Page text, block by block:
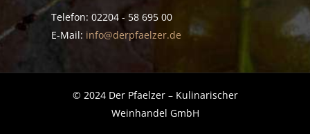
Telefon: 02204 - 58 695 00
E-Mail: info@derpfaelzer.de
© 2024 Der Pfaelzer – Kulinarischer
Weinhandel GmbH